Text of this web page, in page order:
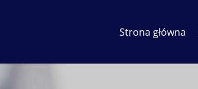
Strona główna